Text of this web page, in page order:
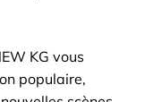
KG vous
populaire,